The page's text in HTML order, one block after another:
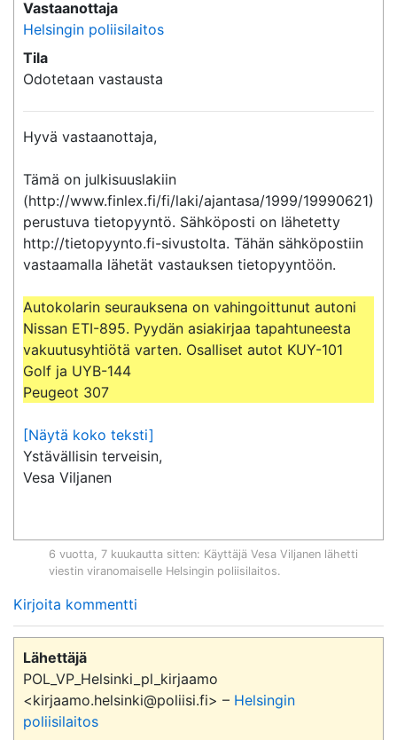
Vastaanottaja
Helsingin poliisilaitos
Tila
Odotetaan vastausta
Hyvä vastaanottaja,
Tämä on julkisuuslakiin
(http://www.finlex.fi/fi/laki/ajantasa/1999/19990621)
perustuva tietopyyntö. Sähköposti on lähetetty
http://tietopyynto.fi-sivustolta. Tähän sähköpostiin
vastaamalla lähetät vastauksen tietopyyntöön.
Autokolarin seurauksena on vahingoittunut autoni
Nissan ETI-895. Pyydän asiakirjaa tapahtuneesta
vakuutusyhtiötä varten. Osalliset autot KUY-101
Golf ja UYB-144
Peugeot 307
[Näytä koko teksti]
Ystävällisin terveisin,
Vesa Viljanen
6 vuotta, 7 kuukautta sitten: Käyttäjä Vesa Viljanen lähetti
viestin viranomaiselle Helsingin poliisilaitos.
Kirjoita kommentti
Lähettäjä
POL_VP_Helsinki_pl_kirjaamo
<kirjaamo.helsinki@poliisi.fi> – Helsingin
poliisilaitos